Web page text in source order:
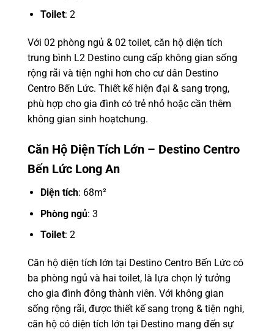
Toilet: 2
Với 02 phòng ngủ & 02 toilet, căn hộ diện tích
trung bình L2 Destino cung cấp không gian sống
rộng rãi và tiện nghi hơn cho cư dân Destino
Centro Bến Lức. Thiết kế hiện đại & sang trọng,
phù hợp cho gia đình có trẻ nhỏ hoặc cần thêm
không gian sinh hoạtchung.
Căn Hộ Diện Tích Lớn – Destino Centro
Bến Lức Long An
Diện tích: 68m²
Phòng ngủ: 3
Toilet: 2
Căn hộ diện tích lớn tại Destino Centro Bến Lức có
ba phòng ngủ và hai toilet, là lựa chọn lý tưởng
cho gia đình đông thành viên. Với không gian
sống rộng rãi, được thiết kế sang trọng & tiện nghi,
căn hộ có diện tích lớn tại Destino mang đến sự